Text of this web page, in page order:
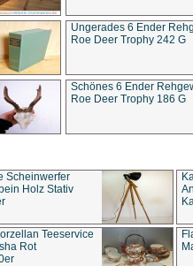
Ungerades 6 Ender
Roe Deer Trophy 242 G
Schönes 6 Ender
Roe Deer Trophy 186 G
Scheinwerfer
Holz Stativ
Teeservice
Rot